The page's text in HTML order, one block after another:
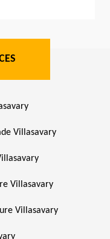
Villasavary
Villasavary
Villasavary